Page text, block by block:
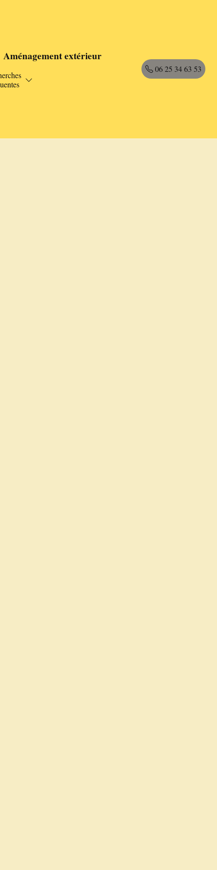
Aménagement extérieur
06 25 34 63 53